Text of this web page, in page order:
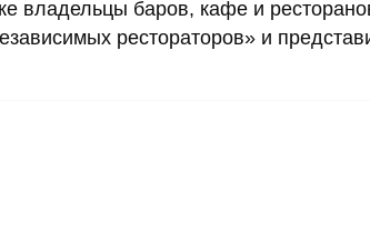
владельцы баров, кафе и
рестораторов» и